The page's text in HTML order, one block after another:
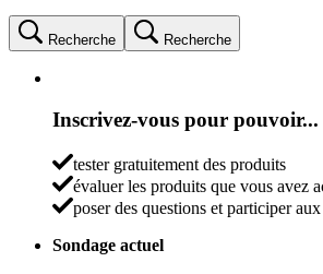
Recherche Recherche
Inscrivez-vous pour pouvoir...
tester gratuitement des produits
évaluer les produits que vous avez
poser des questions et participer
Sondage actuel